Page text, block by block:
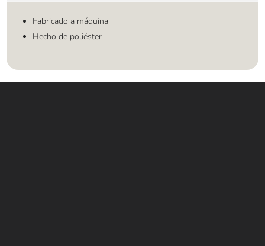
Fabricado a máquina
Hecho de poliéster